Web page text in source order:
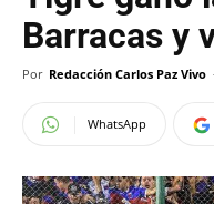
Barracas y
Por Redacción Carlos Paz Vivo
WhatsApp